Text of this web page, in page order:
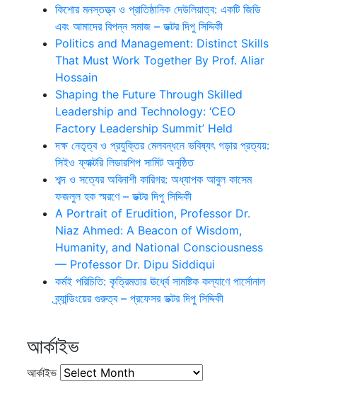
কিশোর মনস্তত্ত্ব ও প্রাতিষ্ঠানিক দেউলিয়াত্ব: একটি জিডি
এবং আমাদের বিপন্ন সমাজ – ডক্টর দিপু সিদ্দিকী
Politics and Management: Distinct Skills
That Must Work Together By Prof. Aliar
Hossain
Shaping the Future Through Skilled
Leadership and Technology: ‘CEO
Factory Leadership Summit’ Held
দক্ষ নেতৃত্ব ও প্রযুক্তির মেলবন্ধনে ভবিষ্যৎ গড়ার প্রত্যয়:
সিইও ফ্যাক্টরি লিডারশিপ সামিট অনুষ্ঠিত
শব্দ ও সত্যের অবিনাশী কারিগর: অধ্যাপক আবুল কাসেম
ফজলুল হক স্মরণে – ডক্টর দিপু সিদ্দিকী
A Portrait of Erudition, Professor Dr.
Niaz Ahmed: A Beacon of Wisdom,
Humanity, and National Consciousness
— Professor Dr. Dipu Siddiqui
কর্মই পরিচিতি: কৃত্রিমতার ঊর্ধ্বে সামষ্টিক কল্যাণে পার্সোনাল
ব্র্যান্ডিংয়ের গুরুত্ব – প্রফেসর ডক্টর দিপু সিদ্দিকী
আর্কাইভ
আর্কাইভ